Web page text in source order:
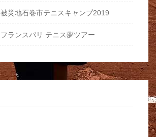
災地石巻市テニスキャンプ2019
ランスパリ テニス夢ツアー